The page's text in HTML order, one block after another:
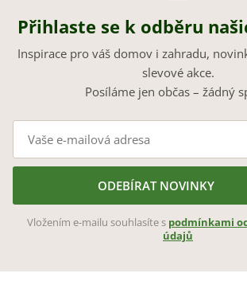
Přihlaste se k odběru
Inspirace pro váš domov i zahradu,
slevové akce.
Posíláme jen občas – žádný
ODEBÍRAT NOVINKY
Vložením e-mailu souhlasíte s podmínkami
údajů